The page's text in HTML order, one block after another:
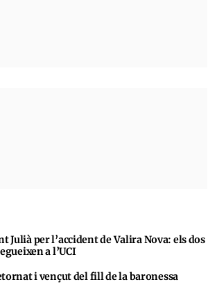
Julià per l’accident de Valira Nova: els dos
a l’UCI
i vençut del fill de la baronessa